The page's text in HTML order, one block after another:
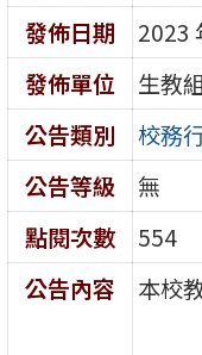
發佈日期
2023
發佈單位
生教組
公告類別
校務
公告等級
無
點閱次數
554
公告內容
本校